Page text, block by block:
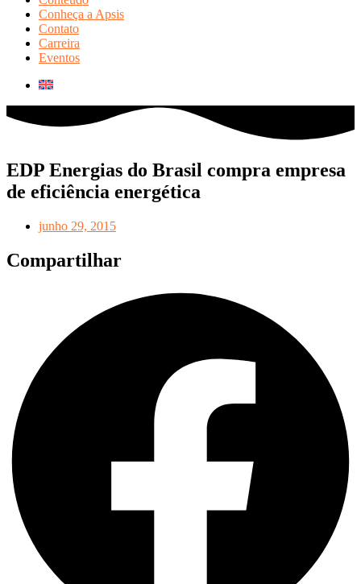
Conheça a Apsis
Contato
Carreira
Eventos
EDP Energias do Brasil compra empresa
de eficiência energética
junho 29, 2015
Compartilhar